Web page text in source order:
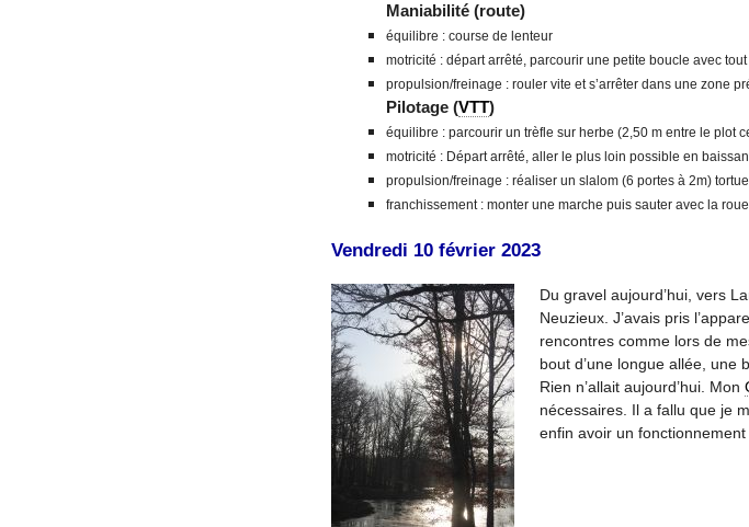
Maniabilité (route)
équilibre : course de lenteur
motricité : départ arrêté, parcourir une petite boucle avec
propulsion/freinage : rouler vite et s’arrêter dans une zone
Pilotage (VTT)
équilibre : parcourir un trèfle sur herbe (2,50 m entre le plot
motricité : Départ arrêté, aller le plus loin possible en
propulsion/freinage : réaliser un slalom (6 portes à 2m)
franchissement : monter une marche puis sauter avec la
Vendredi 10 février 2023
Du gravel aujourd’hui, vers
Neuzieux. J’avais pris
rencontres comme lors de
bout d’une longue allée, une
Rien n’allait aujourd’hui. Mon
nécessaires. Il a fallu que je
enfin avoir un fonctionnement